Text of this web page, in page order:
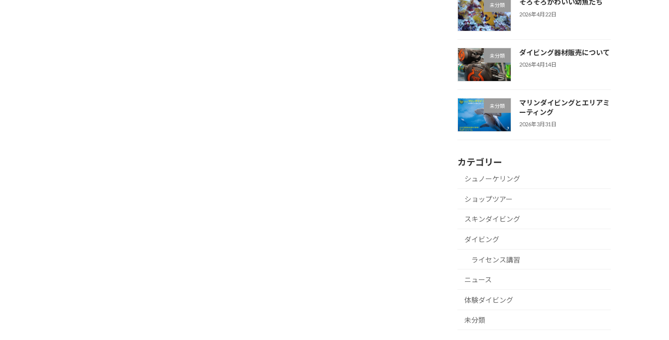
未分類 そろそろかわいい幼魚たち
2026年4月22日
未分類 ダイビング器材販売について
2026年4月14日
未分類
マリンダイビングとエリアミ
ーティング
2026年3月31日
カテゴリー
シュノーケリング
ショップツアー
スキンダイビング
ダイビング
ライセンス講習
ニュース
体験ダイビング
未分類